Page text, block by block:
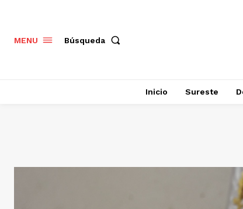
MENU Búsqueda
Inicio Sureste